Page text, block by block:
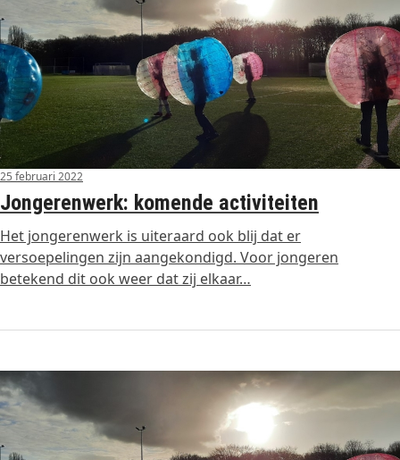
25 februari 2022
Jongerenwerk: komende activiteiten
Het jongerenwerk is uiteraard ook blij dat er
versoepelingen zijn aangekondigd. Voor jongeren
betekend dit ook weer dat zij elkaar…